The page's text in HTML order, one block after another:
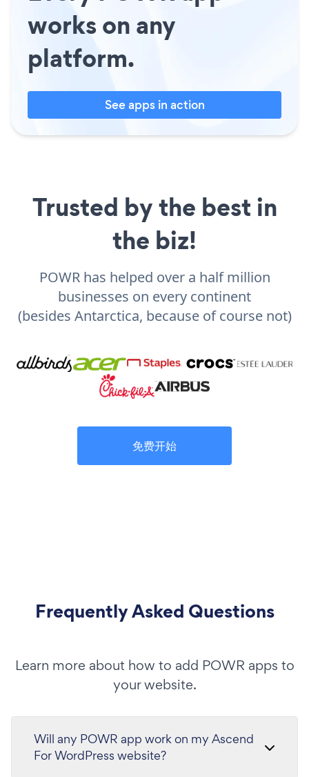
works on any
platform.
See apps in action
Trusted by the best in
the biz!
POWR has helped over a half million
businesses on every continent
(besides Antarctica, because of course not)
免费开始
Frequently Asked Questions
Learn more about how to add POWR apps to
your website.
Will any POWR app work on my Ascend
For WordPress website?